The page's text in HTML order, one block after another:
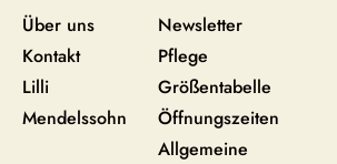
Über uns
Kontakt
Lilli
Mendelssohn
Newsletter
Pflege
Größentabelle
Öffnungszeiten
Allgemeine